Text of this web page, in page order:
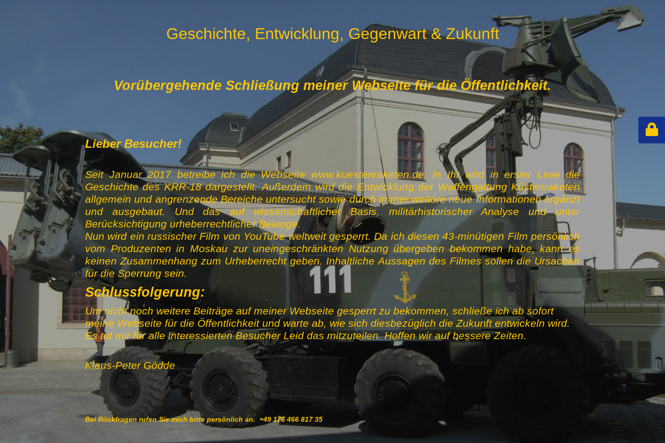
Geschichte, Entwicklung, Gegenwart & Zukunft
Vorübergehende Schließung meiner Webseite für die Öffentlichkeit.
Lieber Besucher!
Seit Januar 2017 betreibe ich die Webseite www.kuestenraketen.de. In Ihr wird in erster Linie die
Geschichte des KRR-18 dargestellt. Außerdem wird die Entwicklung der Waffengattung Küstenraketen
allgemein und angrenzende Bereiche untersucht sowie durch immer weitere neue Informationen ergänzt
und ausgebaut. Und das auf wissenschaftlicher Basis, militärhistorischer Analyse und unter
Berücksichtigung urheberrechtlicher Belange.
Nun wird ein russischer Film von YouTube weltweit gesperrt. Da ich diesen 43-minütigen Film persönlich
vom Produzenten in Moskau zur uneingeschränkten Nutzung übergeben bekommen habe, kann es
keinen Zusammenhang zum Urheberrecht geben. Inhaltliche Aussagen des Filmes sollen die Ursachen
für die Sperrung sein.
Schlussfolgerung:
Um nicht noch weitere Beiträge auf meiner Webseite gesperrt zu bekommen, schließe ich ab sofort
meine Webseite für die Öffentlichkeit und warte ab, wie sich diesbezüglich die Zukunft entwickeln wird.
Es tut mir für alle interessierten Besucher Leid das mitzuteilen. Hoffen wir auf bessere Zeiten.
Klaus-Peter Gödde
Bei Rückfragen rufen Sie mich bitte persönlich an. +49 176 466 817 35